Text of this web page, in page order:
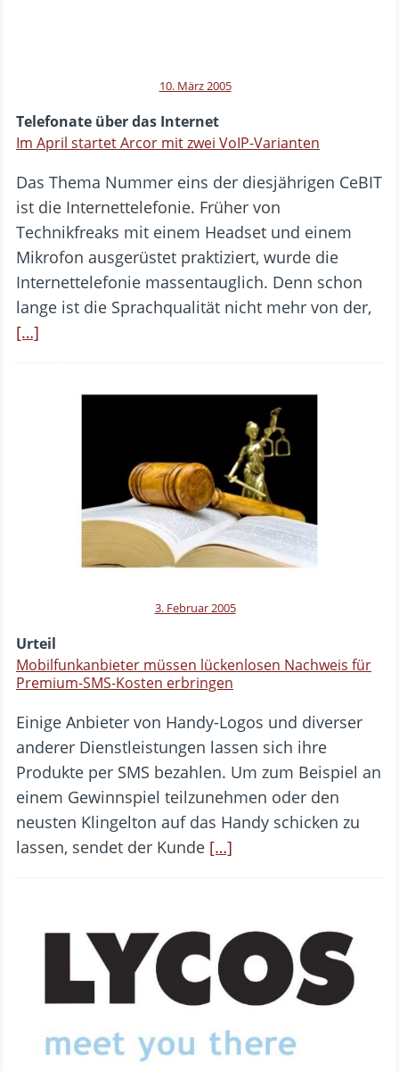
10. März 2005
Telefonate über das Internet
Im April startet Arcor mit zwei VoIP-Varianten
Das Thema Nummer eins der diesjährigen CeBIT
ist die Internettelefonie. Früher von
Technikfreaks mit einem Headset und einem
Mikrofon ausgerüstet praktiziert, wurde die
Internettelefonie massentauglich. Denn schon
lange ist die Sprachqualität nicht mehr von der,
[…]
3. Februar 2005
Urteil
Mobilfunkanbieter müssen lückenlosen Nachweis für
Premium-SMS-Kosten erbringen
Einige Anbieter von Handy-Logos und diverser
anderer Dienstleistungen lassen sich ihre
Produkte per SMS bezahlen. Um zum Beispiel an
einem Gewinnspiel teilzunehmen oder den
neusten Klingelton auf das Handy schicken zu
lassen, sendet der Kunde […]